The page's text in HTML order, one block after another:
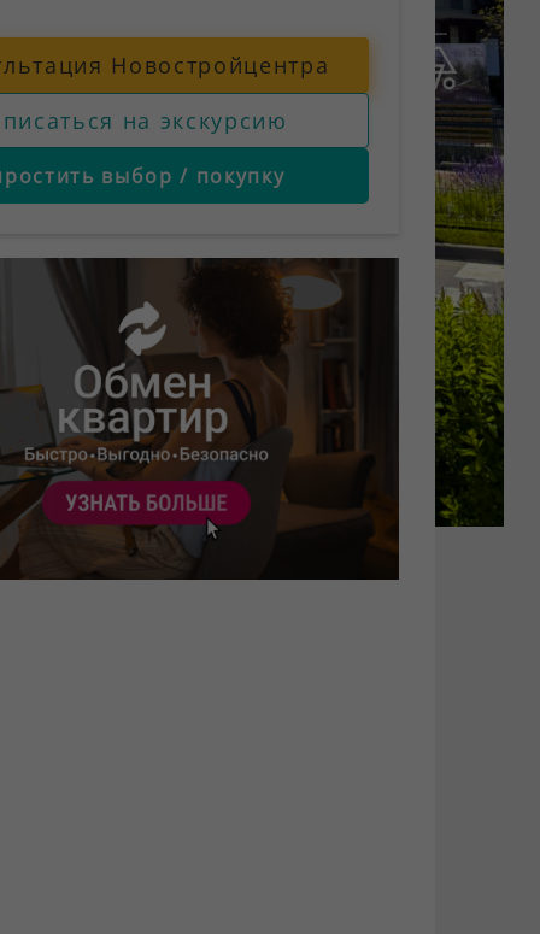
Новостройцентра
на экскурсию
выбор / покупку